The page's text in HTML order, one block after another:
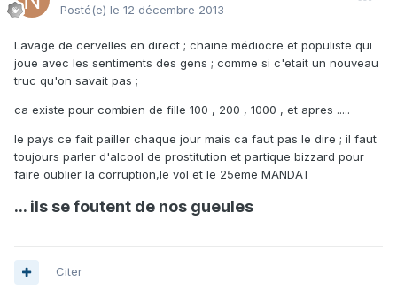
Posté(e) le 12 décembre 2013
Lavage de cervelles en direct ; chaine médiocre et populiste qui
joue avec les sentiments des gens ; comme si c'etait un nouveau
truc qu'on savait pas ;
ca existe pour combien de fille 100 , 200 , 1000 , et apres .....
le pays ce fait pailler chaque jour mais ca faut pas le dire ; il faut
toujours parler d'alcool de prostitution et partique bizzard pour
faire oublier la corruption,le vol et le 25eme MANDAT
... ils se foutent de nos gueules
Citer